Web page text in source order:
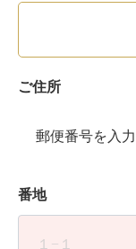
ご住所
郵便番号を入
番地